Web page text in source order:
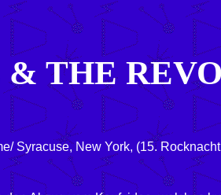
& THE
Syracuse, New York, (15.